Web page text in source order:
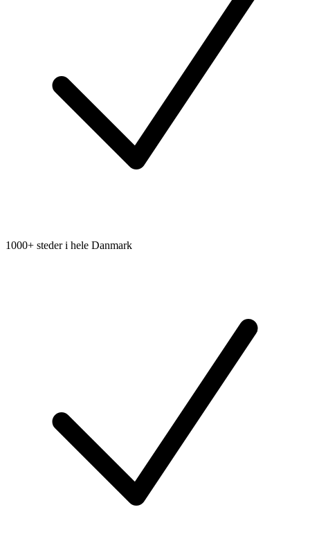
1000+ steder i hele Danmark